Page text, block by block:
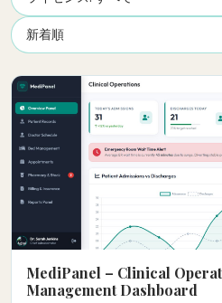
MediPanel – Clinical
Management Dashboard